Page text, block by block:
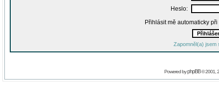
Heslo:
Přihlásit mě automaticky
Zapomněl(a) jsem
Powered byphpBB© 2001,